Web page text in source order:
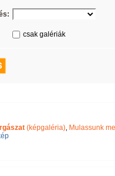
csak galériák
(képgaléria), Mulassunk